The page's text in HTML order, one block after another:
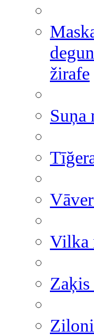
žirafe
Suņa
Vilka
Zaķis